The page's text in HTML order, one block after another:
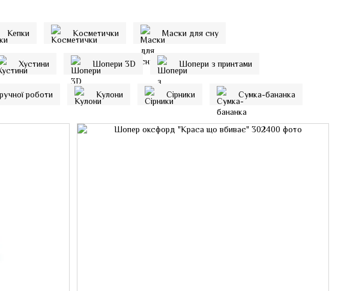
Кепки Косметички Маски для сну
Хустини Шопери 3D Шопери з принтами
роботи Кулони Сірники Сумка-бананка